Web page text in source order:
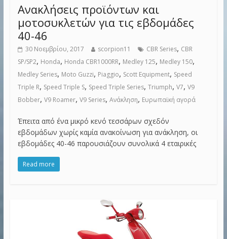
Ανακλήσεις προϊόντων και
μοτοσυκλετών για τις εβδομάδες
40-46
30 Νοεμβρίου, 2017 scorpion11 CBR Series, CBR
SP/SP2, Honda, Honda CBR1000RR, Medley 125, Medley 150,
Medley Series, Moto Guzzi, Piaggio, Scott Equipment, Speed
Triple R, Speed Triple S, Speed Triple Series, Triumph, V7, V9
Bobber, V9 Roamer, V9 Series, Ανάκληση, Ευρωπαϊκή αγορά
Έπειτα από ένα μικρό κενό τεσσάρων σχεδόν
εβδομάδων χωρίς καμία ανακοίνωση για ανάκληση, οι
εβδομάδες 40-46 παρουσιάζουν συνολικά 4 εταιρικές
Read more